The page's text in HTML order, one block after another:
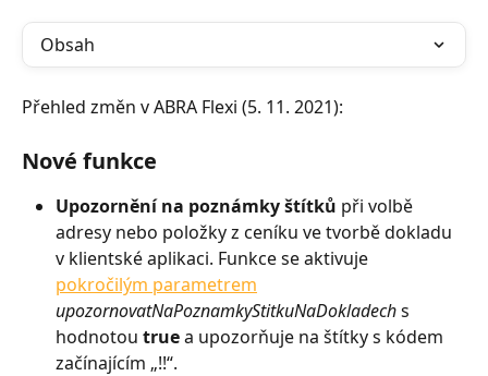
Obsah
Přehled změn v ABRA Flexi (5. 11. 2021):
Nové funkce
Upozornění na poznámky štítků při volbě
adresy nebo položky z ceníku ve tvorbě dokladu
v klientské aplikaci. Funkce se aktivuje
pokročilým parametrem
upozornovatNaPoznamkyStitkuNaDokladech s
hodnotou true a upozorňuje na štítky s kódem
začínajícím „!!“.